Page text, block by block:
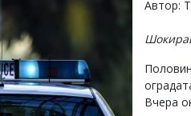
Автор:
Вчера